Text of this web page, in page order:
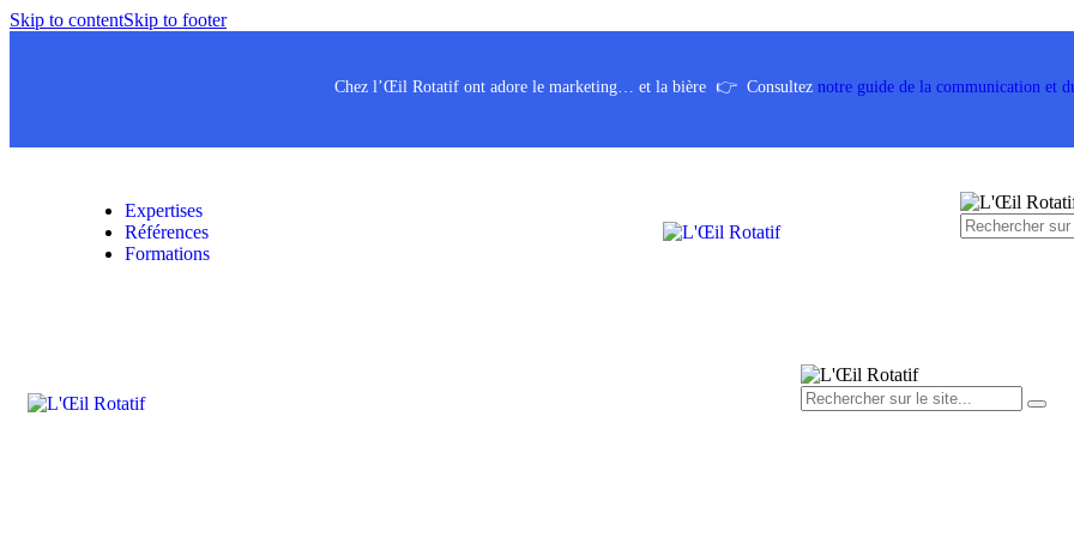
Skip to contentSkip to footer
Chez l’Œil Rotatif ont adore le marketing… et la bière 👉 Consultez notre guide de la communication et
Expertises
Références
Formations